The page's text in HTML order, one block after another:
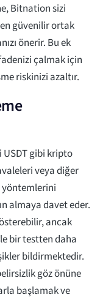
Bitnation sizi
güvenilir ortak
önerir. Bu ek
çalmak için
riskinizi azaltır.
gibi kripto
veya diğer
almaya davet eder.
ancak
bir testten daha
bildirmektedir.
göz önüne
başlamak ve